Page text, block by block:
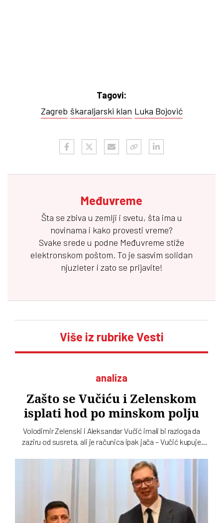
Tagovi:
Zagreb škaraljarski klan Luka Bojović
Međuvreme
Šta se zbiva u zemlji i svetu, šta ima u
novinama i kako provesti vreme?
Svake srede u podne Međuvreme stiže
elektronskom poštom. To je sasvim solidan
njuzleter i zato se prijavite!
Više iz rubrike Vesti
analiza
Zašto se Vučiću i Zelenskom
isplati hod po minskom polju
Volodimir Zelenski i Aleksandar Vučić imali bi razloga da
zaziru od susreta, ali je računica ipak jača – Vučić kupuje